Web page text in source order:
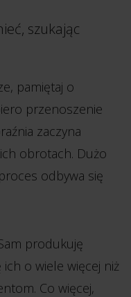
szukając
pamiętaj o
przenoszenie
zaczyna
obrotach. Dużo
odbywa się
produkuję
o wiele więcej niż
Co więcej,